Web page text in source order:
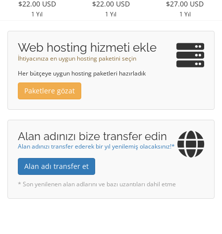
$22.00 USD
1 Yıl
$22.00 USD
1 Yıl
$27.00 USD
1 Yıl
Web hosting hizmeti ekle
İhtiyacınıza en uygun hosting paketini seçin
Her bütçeye uygun hosting paketleri hazırladık
Paketlere gözat
Alan adınızı bize transfer edin
Alan adınızı transfer ederek bir yıl yenilemiş olacaksınız!*
Alan adı transfer et
* Son yenilenen alan adlarını ve bazı uzantıları dahil etme